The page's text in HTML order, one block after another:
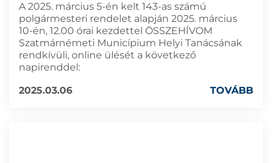
A 2025. március 5-én kelt 143-as számú
polgármesteri rendelet alapján 2025. március
10-én, 12.00 órai kezdettel ÖSSZEHÍVOM
Szatmárnémeti Municípium Helyi Tanácsának
rendkívüli, online ülését a következő
napirenddel:
2025.03.06
TOVÁBB